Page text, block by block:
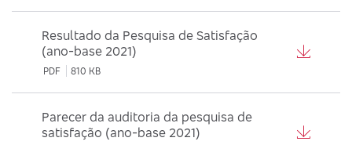
Resultado da Pesquisa de Satisfação
(ano-base 2021)
PDF 810 KB
Parecer da auditoria da pesquisa de
satisfação (ano-base 2021)